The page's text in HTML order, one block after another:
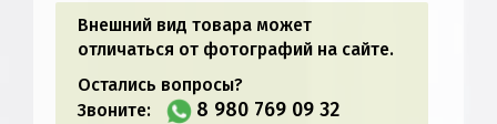
Внешний вид товара может
отличаться от фотографий на сайте.
Остались вопросы?
Звоните:
8 980 769 09 32